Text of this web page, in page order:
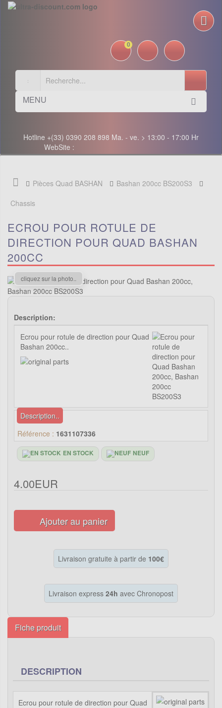
0
MENU
Hotline +(33) 0390 208 898 Ma. - ve. > 13:00 - 17:00 Hr
WebSite :
Pièces Quad BASHAN
Bashan 200cc BS200S3
Chassis
ECROU POUR ROTULE DE
DIRECTION POUR QUAD BASHAN
200CC
cliquez sur la photo..
Description:
Ecrou pour rotule de direction pour Quad
Bashan 200cc..
Description..
Référence : 1631107336
EN STOCK NEUF
4.00EUR
Ajouter au panier
Livraison gratuite à partir de 100€
Livraison express 24h avec Chronopost
Fiche produit
DESCRIPTION
Ecrou pour rotule de direction pour Quad